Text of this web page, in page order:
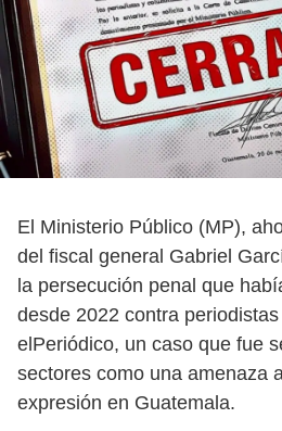
El Ministerio Público (MP),
del fiscal general Gabriel
la persecución penal que
desde 2022 contra
elPeriódico, un caso que fue
sectores como una amenaza
expresión en Guatemala.